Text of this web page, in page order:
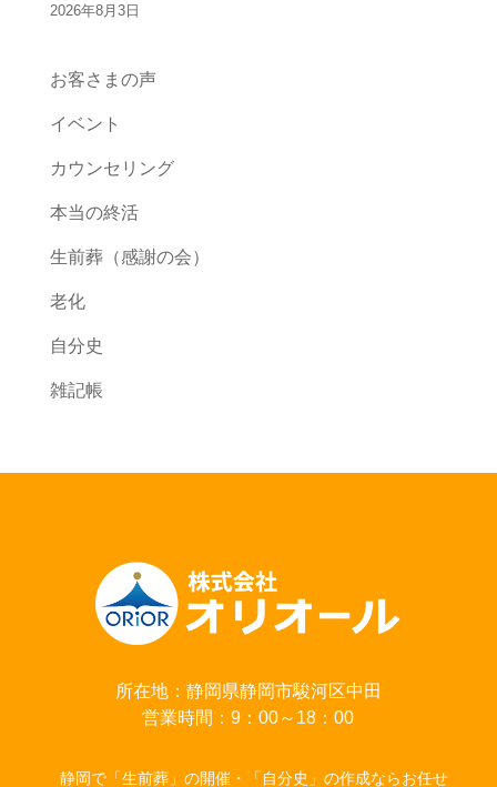
2026年8月3日
お客さまの声
イベント
カウンセリング
本当の終活
生前葬（感謝の会）
老化
自分史
雑記帳
所在地：静岡県静岡市駿河区中田
営業時間：9：00～18：00
静岡で「生前葬」の開催・「自分史」の作成ならお任せ